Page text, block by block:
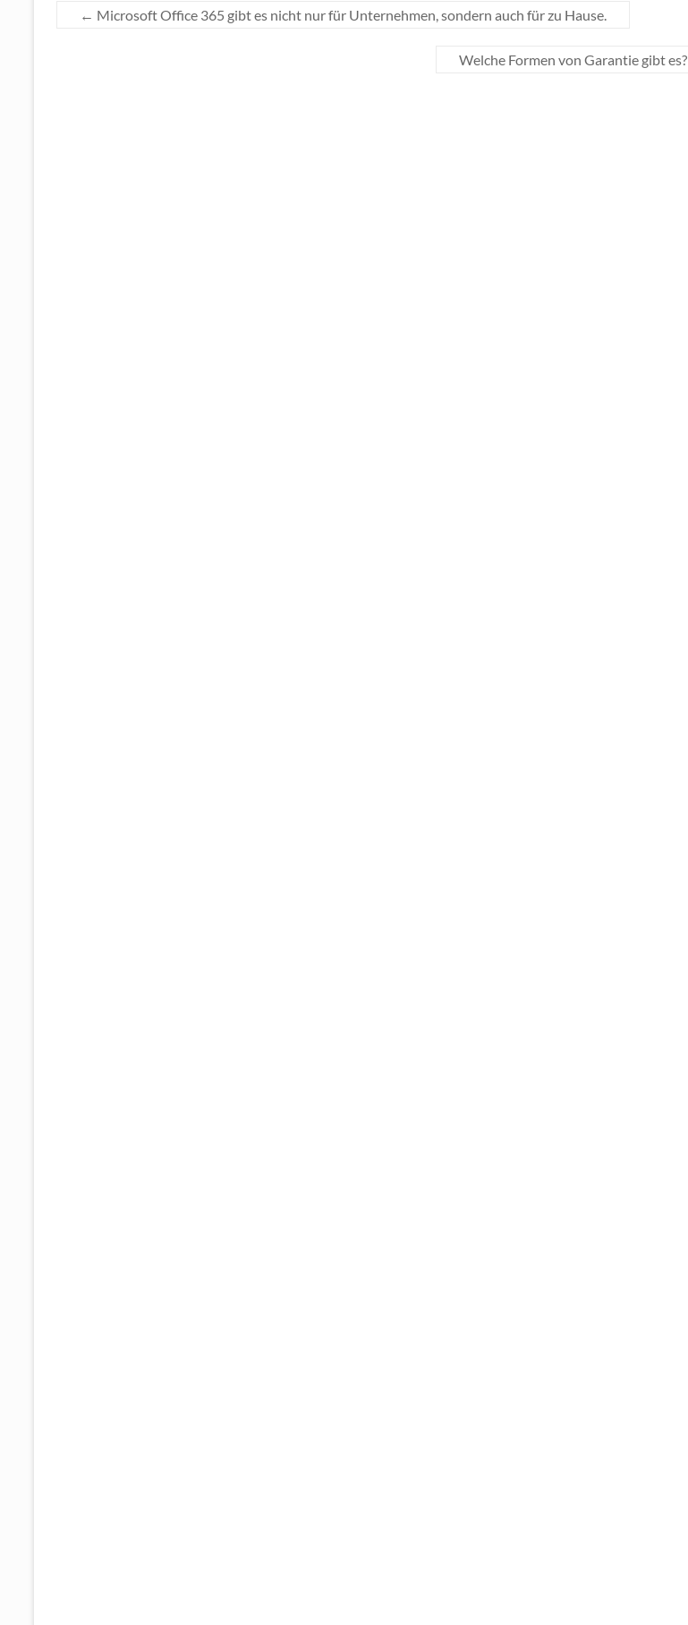
o
← Microsoft Office 365 gibt es nicht nur für Unternehmen, sondern auch für zu Hause.
Welche Formen von Garantie gibt es?